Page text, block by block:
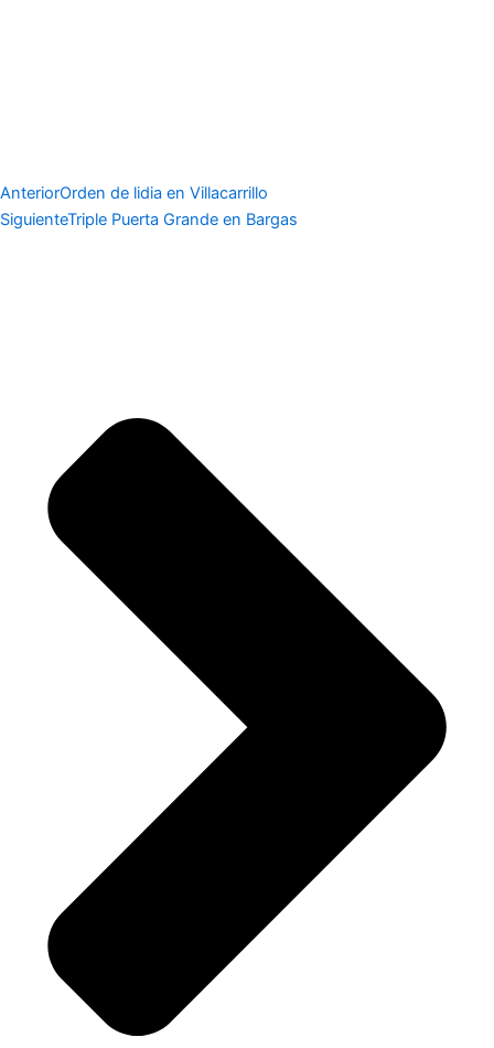
AnteriorOrden de lidia en Villacarrillo
SiguienteTriple Puerta Grande en Bargas